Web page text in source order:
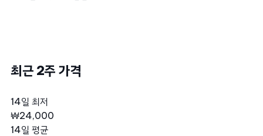
최근 2주 가격
14일 최저
₩24,000
14일 평균